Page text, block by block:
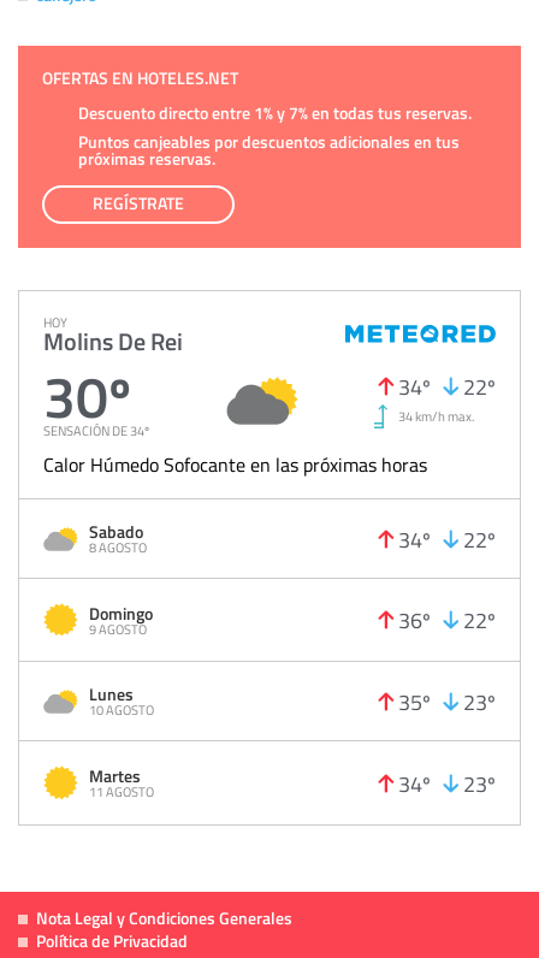
OFERTAS EN HOTELES.NET
Descuento directo entre 1% y 7% en todas tus reservas.
Puntos canjeables por descuentos adicionales en tus
próximas reservas.
REGÍSTRATE
HOY
Molins De Rei
30º
SENSACIÓN DE 34º
34º 22º
34 km/h max.
Calor Húmedo Sofocante en las próximas horas
Sabado
8 AGOSTO 34º 22º
Domingo
9 AGOSTO 36º 22º
Lunes
10 AGOSTO 35º 23º
Martes
11 AGOSTO 34º 23º
Nota Legal y Condiciones Generales
Política de Privacidad